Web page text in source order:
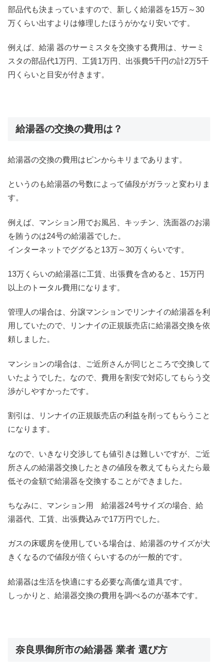
部品代も決まっていますので、新しく給湯器を15万～30
万くらい出すよりは修理したほうがかなり安いです。
例えば、給湯 器のサーミスタを交換する費用は、サーミ
スタの部品代1万円、工賃1万円、出張費5千円の計2万5千
円くらいと目安が付きます。
給湯器の交換の費用は？
給湯器の交換の費用はピンからキリまであります。
というのも給湯器の号数によって値段がガラッと変わりま
す。
例えば、マンション用でお風呂、キッチン、洗面器のお湯
を賄うのは24号の給湯器でした。
インターネットでググると13万～30万くらいです。
13万くらいの給湯器に工賃、出張費を含めると、15万円
以上のトータル費用になります。
管理人の場合は、分譲マンションでリンナイの給湯器を利
用していたので、リンナイの正規販売店に給湯器交換を依
頼しました。
マンションの場合は、ご近所さんが同じところで交換して
いたようでした。なので、費用を割安で対応してもらう交
渉がしやすかったです。
割引は、リンナイの正規販売店の利益を削ってもらうこと
になります。
なので、いきなり交渉しても値引きは難しいですが、ご近
所さんの給湯器交換したときの値段を教えてもらえたら最
低その金額で給湯器を交換することができました。
ちなみに、マンション用 給湯器24号サイズの場合、給
湯器代、工賃、出張費込みで17万円でした。
ガスの床暖房を使用している場合は、給湯器のサイズが大
きくなるので値段が倍くらいするのが一般的です。
給湯器は生活を快適にする必要な高価な道具です。
しっかりと、給湯器交換の費用を調べるのが基本です。
奈良県御所市の給湯器 業者 選び方